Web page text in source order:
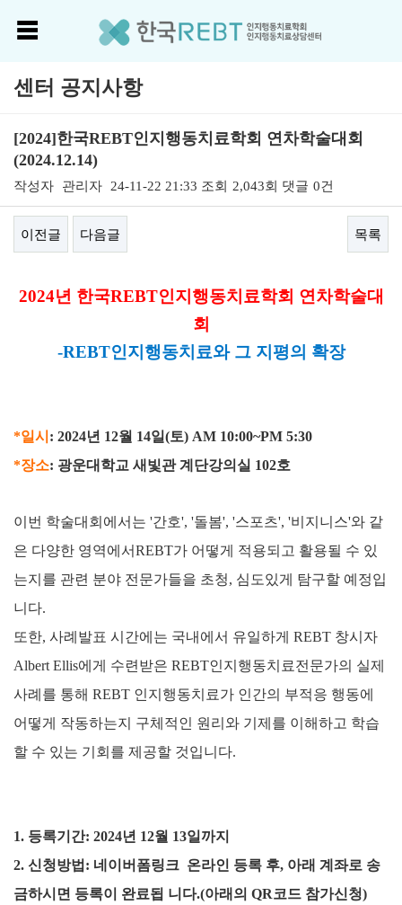
센터 공지사항
[2024]한국REBT인지행동치료학회 연차학술대회
(2024.12.14)
작성자 관리자 24-11-22 21:33 조회 2,043회 댓글 0건
이전글 다음글 목록
2024년 한국REBT인지행동치료학회 연차학술대
회
-REBT인지행동치료와 그 지평의 확장
*일시 : 2024년 12월 14일(토) AM 10:00~PM 5:30
*장소: 광운대학교 새빛관 계단강의실 102호
이번 학술대회에서는 '간호', '돌봄', '스포츠', '비지니스'와 같
은 다양한 영역에서REBT가 어떻게 적용되고 활용될 수 있
는지를 관련 분야 전문가들을 초청, 심도있게 탐구할 예정입
니다.
또한, 사례발표 시간에는 국내에서 유일하게 REBT 창시자
Albert Ellis에게 수련받은 REBT인지행동치료전문가의 실제
사례를 통해 REBT 인지행동치료가 인간의 부적응 행동에
어떻게 작동하는지 구체적인 원리와 기제를 이해하고 학습
할 수 있는 기회를 제공할 것입니다.
1. 등록기간: 2024년 12월 13일까지
2. 신청방법: 네이버폼링크 온라인 등록 후, 아래 계좌로 송
금하시면 등록이 완료됩 니다.(아래의 QR코드 참가신청)